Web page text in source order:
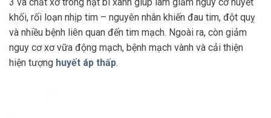
khối, rối loạn nhịp tim – nguyên nhân khiến đau tim, đột quỵ
và nhiều bệnh liên quan đến tim mạch. Ngoài ra, còn giảm
nguy cơ xơ vữa động mạch, bệnh mạch vành và cải thiện
hiện tượng huyết áp thấp.